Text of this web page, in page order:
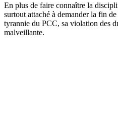
En plus de faire connaître la
surtout attaché à demander la fin
tyrannie du PCC, sa violation des
malveillante.